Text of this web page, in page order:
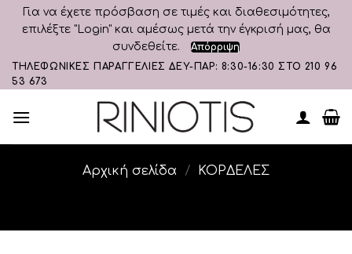
Για να έχετε πρόσβαση σε τιμές και διαθεσιμότητες,
επιλέξτε "Login" και αμέσως μετά την έγκρισή μας, θα
συνδεθείτε.
Απόρριψη
Skip
to
ΤΗΛΕΦΩΝΙΚΕΣ ΠΑΡΑΓΓΕΛΙΕΣ ΔΕΥ-ΠΑΡ: 8:30-16:30 ΣΤΟ 210 96
53 673
Αρχική σελίδα / ΚΟΡΔΕΛΕΣ